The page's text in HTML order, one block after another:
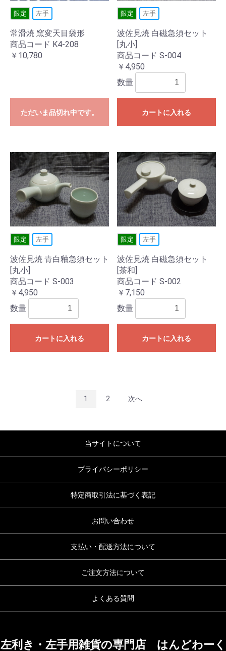
限定 左手
常滑焼 窯変天目袋形
商品コード K4-208
￥10,780
ただいま品切れ中です。
限定 左手
波佐見焼 白磁急須セット
[丸小]
商品コード S-004
￥4,950
数量
カートに入れる
限定 左手
波佐見焼 青白釉急須セット
[丸小]
商品コード S-003
￥4,950
数量
カートに入れる
限定 左手
波佐見焼 白磁急須セット
[茶和]
商品コード S-002
￥7,150
数量
カートに入れる
1 2 次へ
当サイトについて
プライバシーポリシー
特定商取引法に基づく表記
お問い合わせ
支払い・配送方法について
ご注文方法について
よくある質問
左利き・左手用雑貨の専門店 はんどわーく